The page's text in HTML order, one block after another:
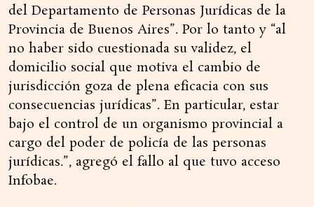
del Departamento de Personas Jurídicas de la
Provincia de Buenos Aires”. Por lo tanto y “al
no haber sido cuestionada su validez, el
domicilio social que motiva el cambio de
jurisdicción goza de plena eficacia con sus
consecuencias jurídicas”. En particular, estar
bajo el control de un organismo provincial a
cargo del poder de policía de las personas
jurídicas.”, agregó el fallo al que tuvo acceso
Infobae.